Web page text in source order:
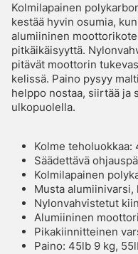
Kolmilapainen
kestää hyvin osumia,
alumiininen
pitkäikäisyyttä.
pitävät moottorin
kelissä. Paino pysyy
helppo nostaa, siirtää ja
ulkopuolella.
Kolme teholuokkaa:
Säädettävä
Kolmilapainen
Musta alumiinivarsi,
Nylonvahvistetut
Alumiininen
Pikakiinnitteinen
Paino: 45lb 9 kg,